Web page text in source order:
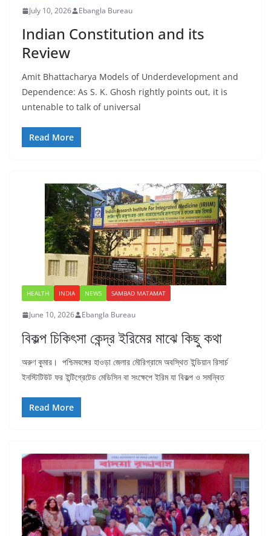
July 10, 2026 Ebangla Bureau
Indian Constitution and its
Review
Amit Bhattacharya Models of Underdevelopment and
Dependence: As S. K. Ghosh rightly points out, it is
untenable to talk of universal
Read More
HEALTH INDIA NEWS SAMBAD MATAMAT
June 10, 2026 Ebangla Bureau
বিকল্প চিকিৎসা কেন্দ্র ইরিমের মাঝে কিছু কথা
অরুণ কুমার। পশ্চিমবঙ্গের হাওড়া জেলার মৌরিগ্রামে অবস্থিত ইন্ডিয়ান রিসার্চ
ইনস্টিটিউট ফর ইন্টিগ্রেটেড মেডিসিন বা সংক্ষেপে ইরিম যা বিকল্প ও সমন্বিত
Read More